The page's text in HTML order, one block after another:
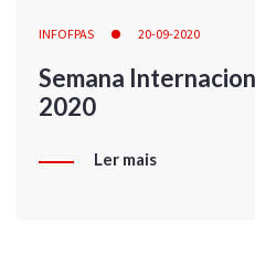
INFOFPAS 20-09-2020
Semana
2020
Ler mais